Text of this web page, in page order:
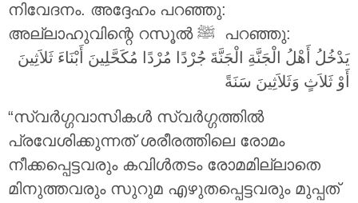
നിവേദനം. അദ്ദേഹം പറഞ്ഞു:
അല്ലാഹുവിന്റെ റസൂൽ ‎ﷺ പറഞ്ഞു:
يَدْخُلُ أَهْلُ الْجَنَّةِ الْجَنَّةَ جُرْدًا مُرْدًا مُكَحَّلِينَ أَبْنَاءَ ثَلاَثِينَ
أَوْ ثَلاَثٍ وَثَلاَثِينَ سَنَةً
“സ്വർഗ്ഗവാസികൾ സ്വർഗ്ഗത്തിൽ
പ്രവേശിക്കുന്നത് ശരീരത്തിലെ രോമം
നീക്കപ്പെട്ടവരും കവിൾതടം രോമമില്ലാതെ
മിനുത്തവരും സുറുമ എഴുതപ്പെട്ടവരും മുപ്പത്